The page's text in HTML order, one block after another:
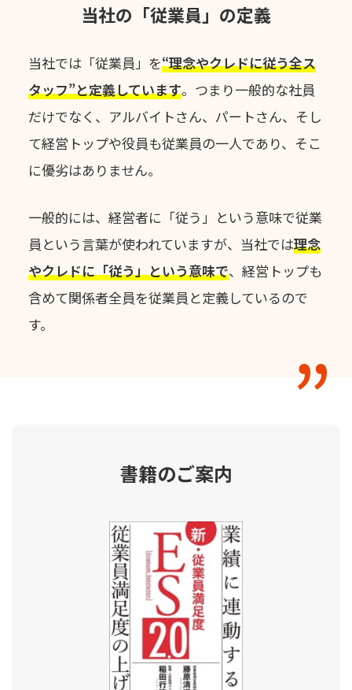
当社の「従業員」の定義
当社では「従業員」を“理念やクレドに従う全ス
タッフ”と定義しています。 つまり一般的な社員
だけでなく、アルバイトさん、パートさん、 そし
て経営トップや役員も従業員の一人であり、そこ
に優劣はありません。
一般的には、経営者に「従う」という意味で従業
員という言葉が使われていますが、 当社では理念
やクレドに「従う」という意味で、 経営トップも
含めて関係者全員を従業員と定義しているので
す。
書籍のご案内